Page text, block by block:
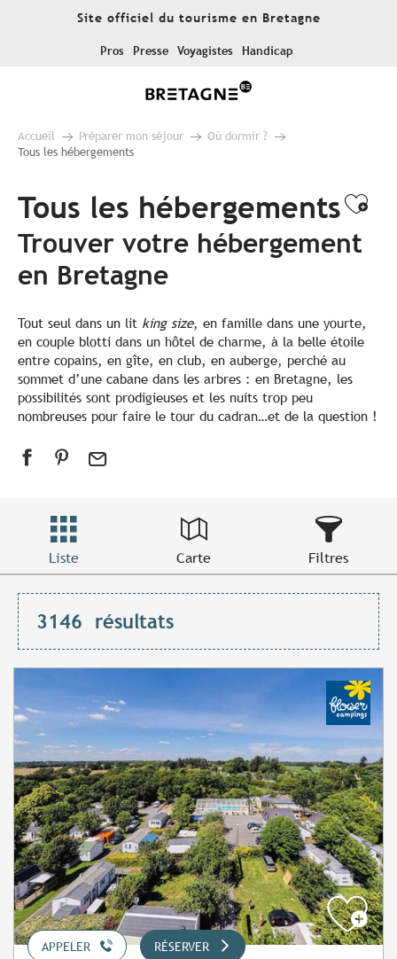
Site officiel du tourisme en Bretagne
Pros Presse Voyagistes Handicap
Accueil Préparer mon séjour
Où dormir ?
Tous les hébergements
Tous les hébergements
Trouver votre hébergement
en Bretagne
Tout seul dans un lit king size, en famille dans une yourte,
en couple blotti dans un hôtel de charme, à la belle étoile
entre copains, en gîte, en club, en auberge, perché au
sommet d’une cabane dans les arbres : en Bretagne, les
possibilités sont prodigieuses et les nuits trop peu
nombreuses pour faire le tour du cadran…et de la question !
Liste Carte Filtres
3146 résultats
APPELER RÉSERVER